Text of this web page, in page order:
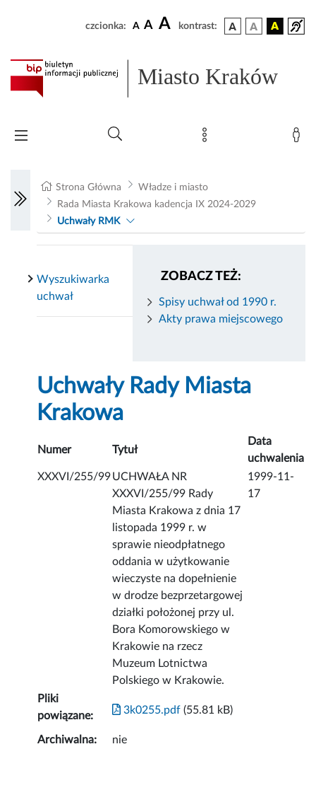
czcionka: A A A kontrast:
Miasto Kraków
Strona Główna
Władze i miasto
Rada Miasta Krakowa kadencja IX 2024-2029
Uchwały RMK
ZOBACZ TEŻ:
Spisy uchwał od 1990 r.
Akty prawa miejscowego
Wyszukiwarka
uchwał
Uchwały Rady Miasta
Krakowa
Numer Tytuł
Data
uchwalenia
XXXVI/255/99UCHWAŁA NR
XXXVI/255/99 Rady
Miasta Krakowa z dnia 17
listopada 1999 r. w
sprawie nieodpłatnego
oddania w użytkowanie
wieczyste na dopełnienie
w drodze bezprzetargowej
działki położonej przy ul.
Bora Komorowskiego w
Krakowie na rzecz
Muzeum Lotnictwa
Polskiego w Krakowie.
1999-11-
17
Pliki
powiązane:
3k0255.pdf (55.81 kB)
Archiwalna: nie